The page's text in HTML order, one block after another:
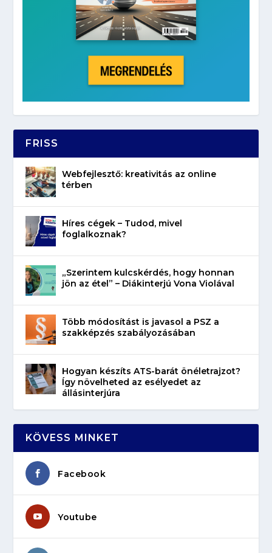
FRISS
Webfejlesztő: kreativitás az online
térben
Híres cégek – Tudod, mivel
foglalkoznak?
„Szerintem kulcskérdés, hogy honnan
jön az étel” – Diákinterjú Vona Violával
Több módosítást is javasol a PSZ a
szakképzés szabályozásában
Hogyan készíts ATS-barát önéletrajzot?
Így növelheted az esélyedet az
állásinterjúra
KÖVESS MINKET
Facebook
Youtube